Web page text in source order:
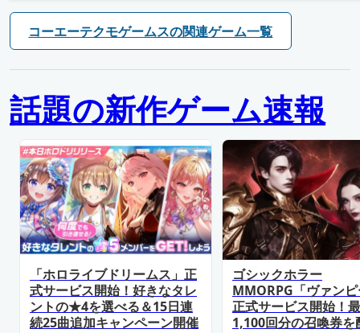
コーエーテクモゲームスの関連ゲーム一覧
話題の新作ゲーム速報
「ホロライブドリームス」正
式サービス開始！好きなタレ
ントの★4を選べる＆15日連
続25曲追加キャンペーン開催
ゴシックホラー
MMORPG「ヴァン
正式サービス開始！
1,100回分の召喚券を